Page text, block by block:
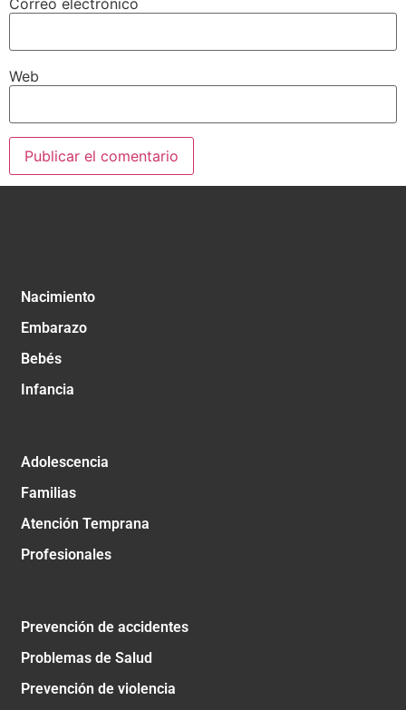
Web
Nacimiento
Embarazo
Bebés
Infancia
Adolescencia
Familias
Atención Temprana
Profesionales
Prevención de accidentes
Problemas de Salud
Prevención de violencia